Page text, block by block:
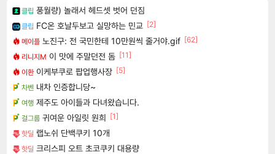
클립 풍월량) 놀래서 헤드셋 벗어 던짐
클립 FC온 호날두보고 실망하는 민교 [2]
메이플 노진구: 전 국민한테 10만원씩 줄거야.gif [62]
리니지M 이 맛에 주말던전 돔 [11]
이환 이케부쿠로 팝업행사장 [5]
차벤 내차 인증합니당~
여행 제주도 아이들과 다녀왔습니다.
걸그룹 귀여운 아일릿 원희 [1]
핫딜 랩노쉬 단백쿠키 10개
핫딜 크리스피 오트 초코쿠키 대용량